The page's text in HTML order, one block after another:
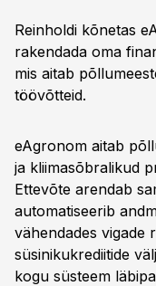
Reinholdi kõnetas
rakendada oma
mis aitab
töövõtteid.
eAgronom aitab
ja kliimasõbralikud
Ettevõte arendab
automatiseerib
vähendades vigade
süsinikukrediitide
kogu süsteem